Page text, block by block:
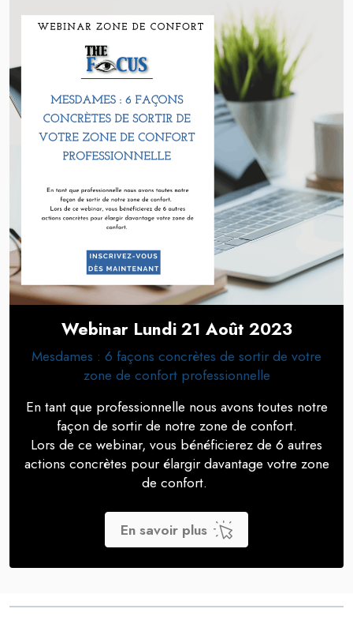
Webinar Lundi 21 Août 2023
Mesdames : 6 façons concrètes de sortir de votre
zone de confort professionnelle
En tant que professionnelle nous avons toutes notre
façon de sortir de notre zone de confort.
Lors de ce webinar, vous bénéficierez de 6 autres
actions concrètes pour élargir davantage votre zone
de confort.
En savoir plus